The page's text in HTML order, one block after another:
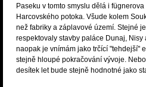
Paseku v tomto smyslu dělá i
Harcovského potoka. Všude kolem
než fabriky a záplavové území. Stejné
respektovaly stavby paláce Dunaj,
naopak je vnímám jako trčící "tehdejší"
stejně hloupé pokračování vývoje.
desítek let bude stejně hodnotné jako